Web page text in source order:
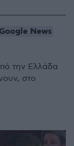
News
την Ελλάδα
στο